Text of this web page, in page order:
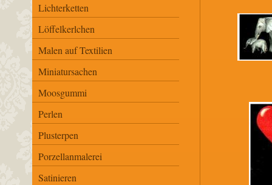
Lichterketten
Löffelkerlchen
Malen auf Textilien
Miniatursachen
Moosgummi
Perlen
Plusterpen
Porzellanmalerei
Satinieren